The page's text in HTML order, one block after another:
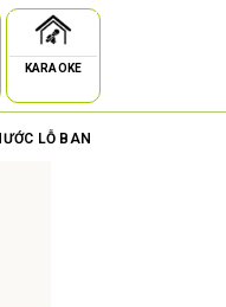
KARAOKE
LỖ BAN